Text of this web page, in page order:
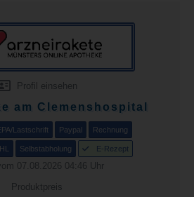
Profil einsehen
am Clemenshospital
Lastschrift Paypal Rechnung
Selbstabholung E-Rezept
07.08.2026 04:46 Uhr
Produktpreis